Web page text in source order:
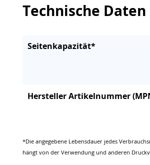
Technische Daten
Seitenkapazität*
Hersteller Artikelnummer
*Die angegebene Lebensdauer jedes
hängt von der Verwendung und anderen